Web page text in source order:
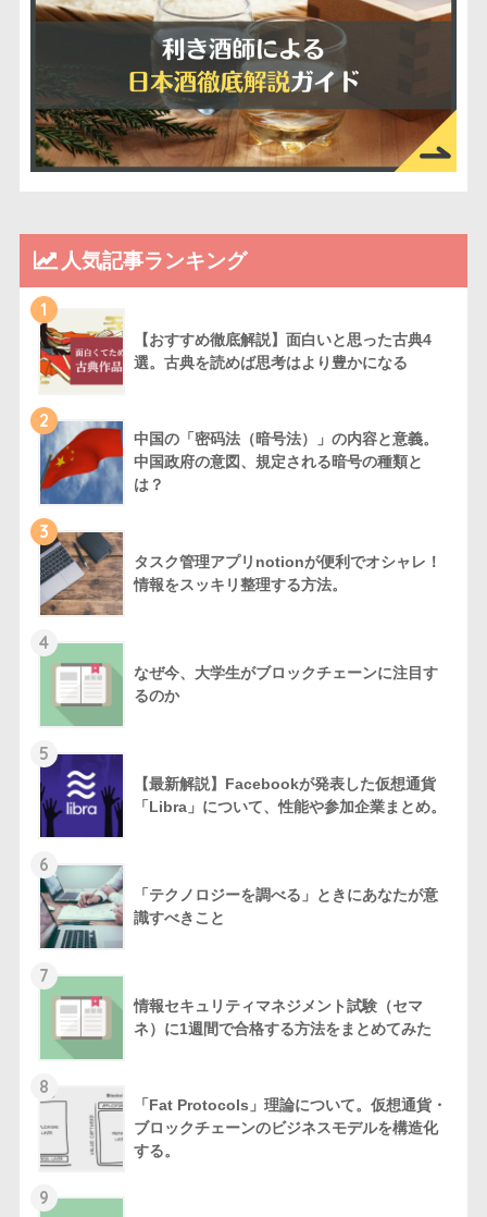
人気記事ランキング
1
【おすすめ徹底解説】面白いと思った古典4
選。古典を読めば思考はより豊かになる
2
中国の「密码法（暗号法）」の内容と意義。
中国政府の意図、規定される暗号の種類と
は？
3
タスク管理アプリnotionが便利でオシャレ！
情報をスッキリ整理する方法。
4
なぜ今、大学生がブロックチェーンに注目す
るのか
5
【最新解説】Facebookが発表した仮想通貨
「Libra」について、性能や参加企業まとめ。
6
「テクノロジーを調べる」ときにあなたが意
識すべきこと
7
情報セキュリティマネジメント試験（セマ
ネ）に1週間で合格する方法をまとめてみた
8
「Fat Protocols」理論について。仮想通貨・
ブロックチェーンのビジネスモデルを構造化
する。
9